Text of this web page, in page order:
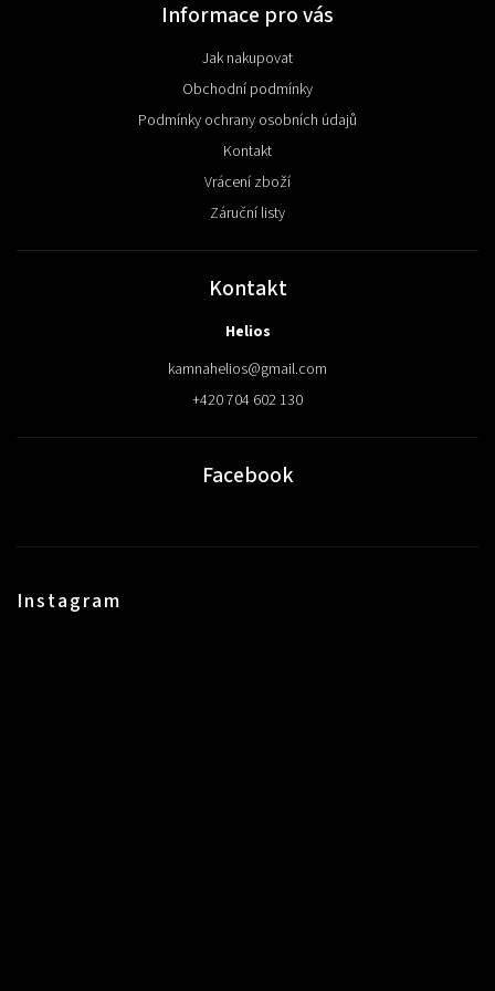
Informace pro vás
Jak nakupovat
Obchodní podmínky
Podmínky ochrany osobních údajů
Kontakt
Vrácení zboží
Záruční listy
Kontakt
Helios
kamnahelios@gmail.com
+420 704 602 130
Facebook
Instagram